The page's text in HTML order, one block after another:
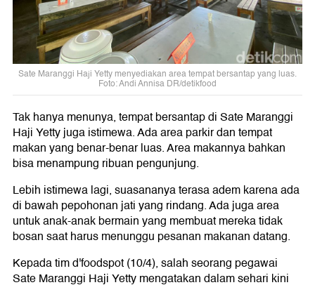
Sate Maranggi Haji Yetty menyediakan area tempat bersantap yang luas.
Foto: Andi Annisa DR/detikfood
Tak hanya menunya, tempat bersantap di Sate Maranggi
Haji Yetty juga istimewa. Ada area parkir dan tempat
makan yang benar-benar luas. Area makannya bahkan
bisa menampung ribuan pengunjung.
Lebih istimewa lagi, suasananya terasa adem karena ada
di bawah pepohonan jati yang rindang. Ada juga area
untuk anak-anak bermain yang membuat mereka tidak
bosan saat harus menunggu pesanan makanan datang.
Kepada tim d'foodspot (10/4), salah seorang pegawai
Sate Maranggi Haji Yetty mengatakan dalam sehari kini